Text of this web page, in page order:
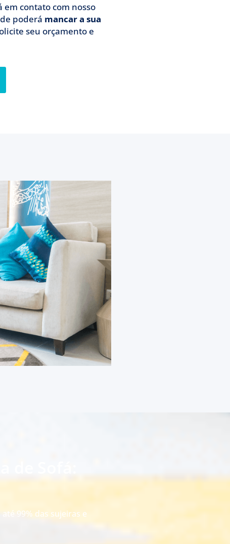
contato com nosso
poderá mancar a sua
seu orçamento e
99% das sujeiras e